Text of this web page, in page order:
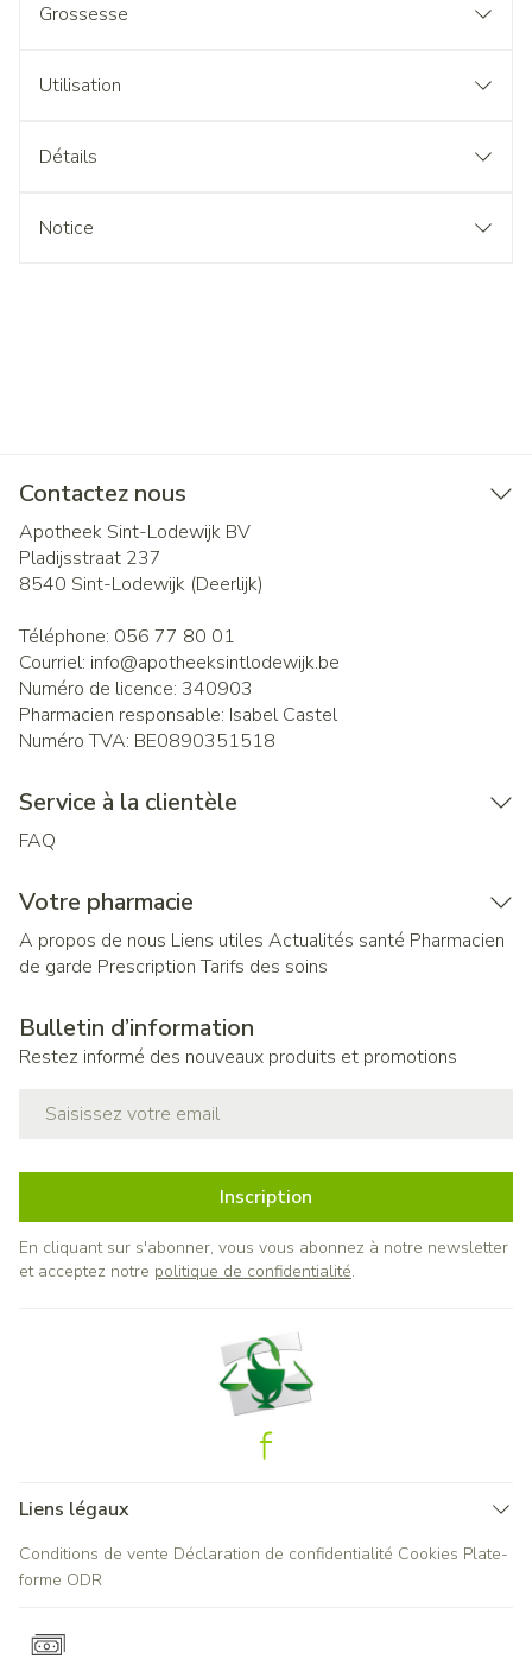
Grossesse
Utilisation
Détails
Notice
Contactez nous
Apotheek Sint-Lodewijk BV
Pladijsstraat 237
8540 Sint-Lodewijk (Deerlijk)
Téléphone: 056 77 80 01
Courriel: info@apotheeksintlodewijk.be
Numéro de licence: 340903
Pharmacien responsable: Isabel Castel
Numéro TVA: BE0890351518
Service à la clientèle
FAQ
Votre pharmacie
A propos de nous Liens utiles Actualités santé Pharmacien
de garde Prescription Tarifs des soins
Bulletin d’information
Restez informé des nouveaux produits et promotions
Inscription
En cliquant sur s'abonner, vous vous abonnez à notre newsletter
et acceptez notre politique de confidentialité.
Liens légaux
Conditions de vente Déclaration de confidentialité Cookies Plate-
forme ODR